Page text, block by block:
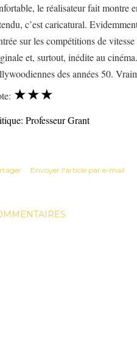
le réalisateur fait montre
c’est caricatural.
sur les compétitions de
et, surtout, inédite au
des années 50.
★★★
Professeur Grant
Envoyer l'article par e-mail